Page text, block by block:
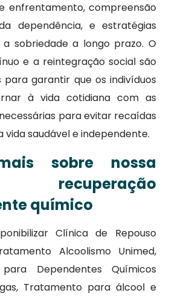
enfrentamento, compreensão
dependência, e estratégias
sobriedade a longo prazo. O
e a reintegração social são
para garantir que os indivíduos
à vida cotidiana com as
para evitar recaídas
vida saudável e independente.
sobre nossa
recuperação
químico
Clínica de Repouso
Alcoolismo Unimed,
Dependentes Químicos
Tratamento para álcool e